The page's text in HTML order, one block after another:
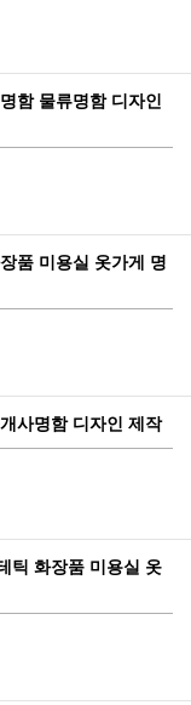
함 물류명함 디자인
품 미용실 옷가게 명
사명함 디자인 제작
틱 화장품 미용실 옷